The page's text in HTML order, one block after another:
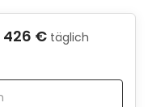
426 € täglich